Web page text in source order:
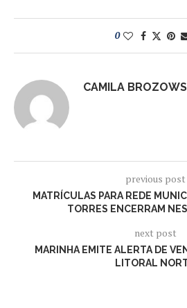
0
CAMILA
previous post
MATRÍCULAS PARA REDE
TORRES ENCERRAM
next post
MARINHA EMITE ALERTA DE
LITORAL